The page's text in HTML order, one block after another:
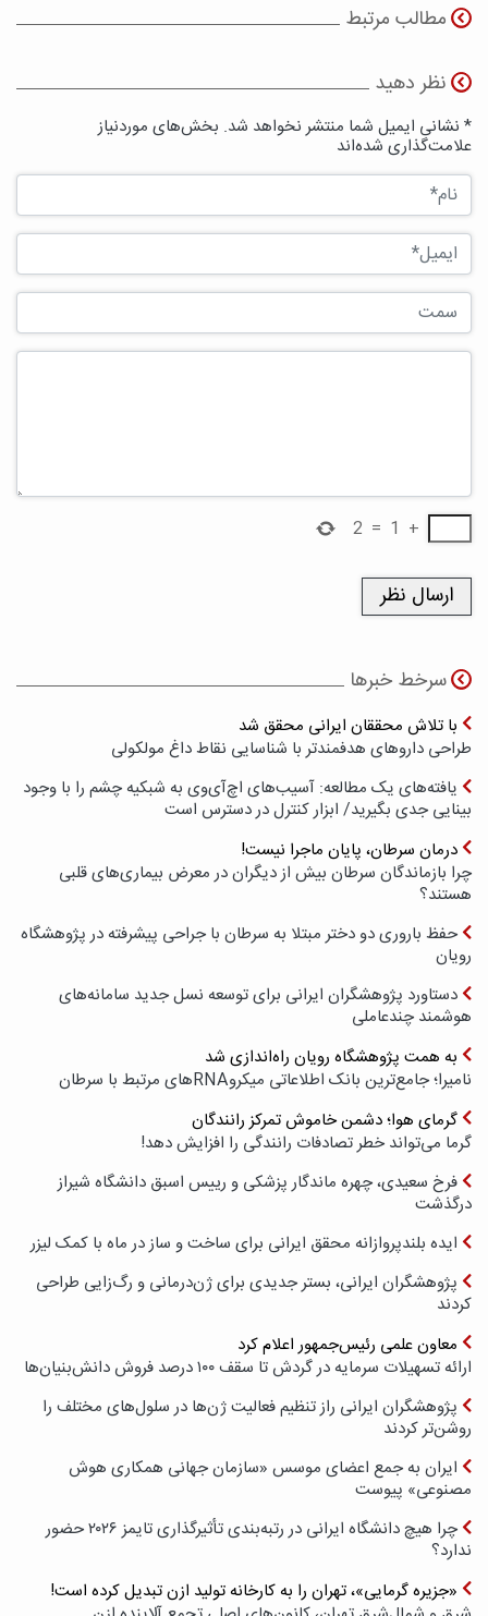
مطالب مرتبط
نظر دهید
* نشانی ایمیل شما منتشر نخواهد شد. بخش‌های موردنیاز
علامت‌گذاری شده‌اند
+
1
=
2
سرخط خبرها
با تلاش محققان ایرانی محقق شد
طراحی داروهای هدفمندتر با شناسایی نقاط داغ مولکولی
یافته‌های یک مطالعه: آسیب‌های اچ‌آی‌وی به شبکیه چشم را با وجود
بینایی جدی بگیرید/ ابزار کنترل در دسترس است
درمان سرطان، پایان ماجرا نیست!
چرا بازماندگان سرطان بیش از دیگران در معرض بیماری‌های قلبی
هستند؟
حفظ باروری دو دختر مبتلا به سرطان با جراحی پیشرفته در پژوهشگاه
رویان
دستاورد پژوهشگران ایرانی برای توسعه نسل جدید سامانه‌های
هوشمند چندعاملی
به همت پژوهشگاه رویان راه‌اندازی شد
نامیرا؛ جامع‌ترین بانک اطلاعاتی میکروRNAهای مرتبط با سرطان
گرمای هوا؛ دشمن خاموش تمرکز رانندگان
گرما می‌تواند خطر تصادفات رانندگی را افزایش دهد!
فرخ سعیدی، چهره ماندگار پزشکی و رییس اسبق دانشگاه شیراز
درگذشت
ایده بلندپروازانه محقق ایرانی برای ساخت و ساز در ماه با کمک لیزر
پژوهشگران ایرانی، بستر جدیدی برای ژن‌درمانی و رگ‌زایی طراحی
کردند
معاون علمی رئیس‌جمهور اعلام کرد
ارائه تسهیلات سرمایه در گردش تا سقف ۱۰۰ درصد فروش دانش‌بنیان‌ها
پژوهشگران ایرانی راز تنظیم فعالیت ژن‌ها در سلول‌های مختلف را
روشن‌تر کردند
ایران به جمع اعضای موسس «سازمان جهانی همکاری هوش
مصنوعی» پیوست
چرا هیچ دانشگاه ایرانی در رتبه‌بندی تأثیرگذاری تایمز ۲۰۲۶ حضور
ندارد؟
«جزیره گرمایی»، تهران را به کارخانه تولید ازن تبدیل کرده است!